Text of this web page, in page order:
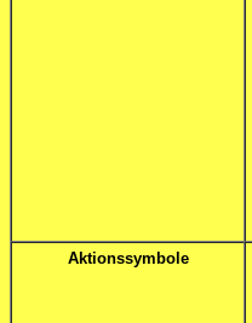
Aktionssymbole